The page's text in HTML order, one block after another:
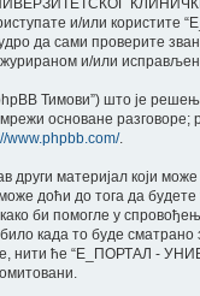
и/или
да сами проверите
и/или
Тимови”) што је
основане разговоре;
www.phpbb.com/.
материјал који
доћи до тога да будете
би помогле у
када то буде сматрано
нити ће “E_ПОРТАЛ